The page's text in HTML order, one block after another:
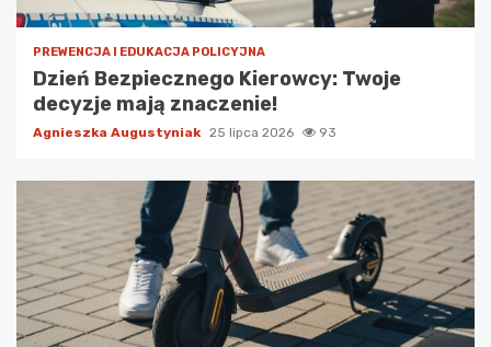
PREWENCJA I EDUKACJA POLICYJNA
Dzień Bezpiecznego Kierowcy: Twoje
decyzje mają znaczenie!
Agnieszka Augustyniak 25 lipca 2026 93